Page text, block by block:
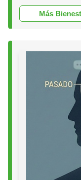
Más